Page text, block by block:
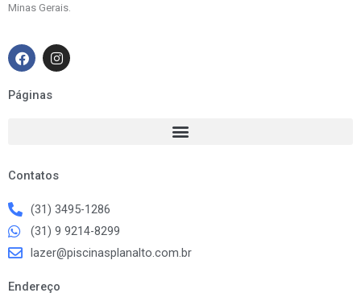
Minas Gerais.
F
a
e
b
I
n
Páginas
Contatos
(31) 3495-1286
(31) 9 9214-8299
lazer@piscinasplanalto.com.br
Endereço